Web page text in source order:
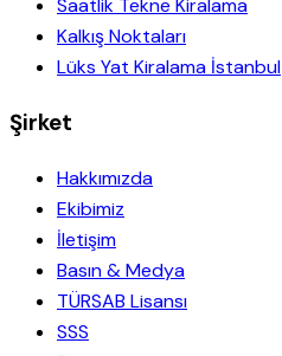
Saatlik Tekne Kiralama
Kalkış Noktaları
Lüks Yat Kiralama İstanbul
Şirket
Hakkımızda
Ekibimiz
İletişim
Basın & Medya
TÜRSAB Lisansı
SSS